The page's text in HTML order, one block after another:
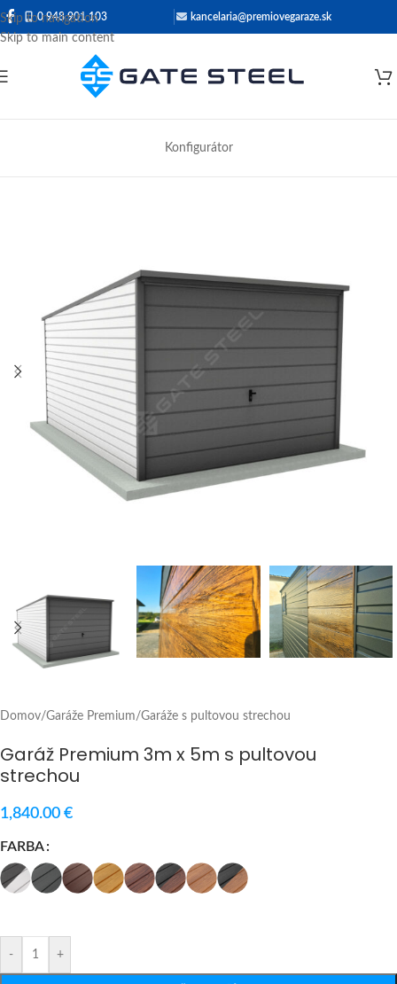
Skip to navigation
Skip to main content
0 948 901 103 kancelaria@premiovegaraze.sk
Konfigurátor
Domov/Garáže Premium/Garáže s pultovou strechou
Garáž Premium 3m x 5m s pultovou
strechou
1,840.00 €
FARBA
- +